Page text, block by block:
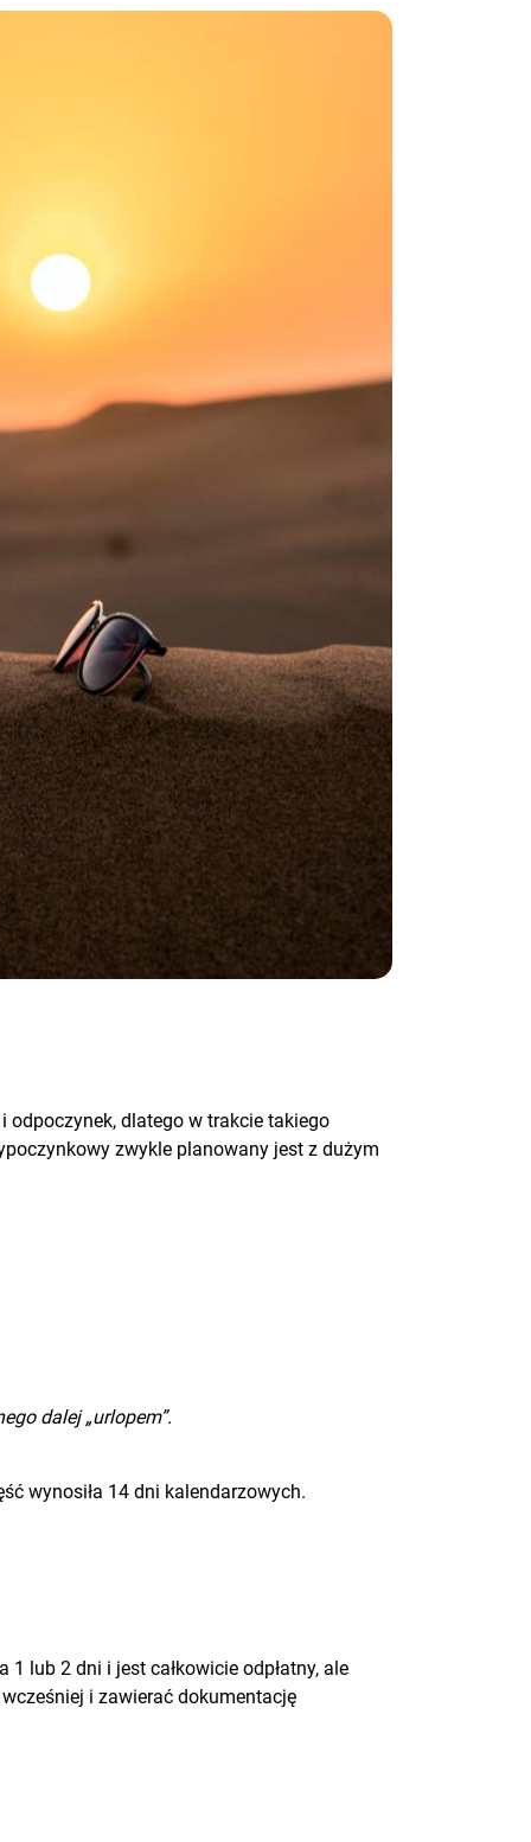
odpoczynek, dlatego w trakcie takiego
zwykle planowany jest z dużym
dalej „urlopem”.
wynosiła 14 dni kalendarzowych.
lub 2 dni i jest całkowicie odpłatny, ale
i zawierać dokumentację